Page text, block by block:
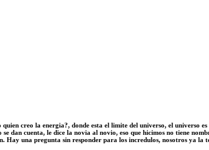
creo la energia?, donde esta el limite del universo, el universo
cuenta, le dice la novia al novio, eso que hicimos no tiene
una pregunta sin responder para los incredulos, nosotros ya la